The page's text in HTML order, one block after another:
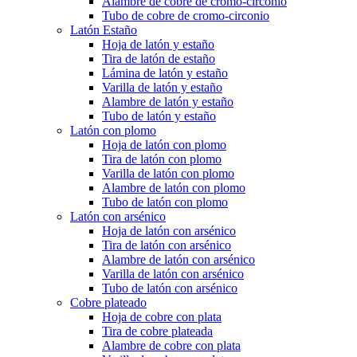
Tubo de cobre de cromo-circonio
Latón Estaño
Hoja de latón y estaño
Tira de latón de estaño
Lámina de latón y estaño
Varilla de latón y estaño
Alambre de latón y estaño
Tubo de latón y estaño
Latón con plomo
Hoja de latón con plomo
Tira de latón con plomo
Varilla de latón con plomo
Alambre de latón con plomo
Tubo de latón con plomo
Latón con arsénico
Hoja de latón con arsénico
Tira de latón con arsénico
Alambre de latón con arsénico
Varilla de latón con arsénico
Tubo de latón con arsénico
Cobre plateado
Hoja de cobre con plata
Tira de cobre plateada
Alambre de cobre con plata